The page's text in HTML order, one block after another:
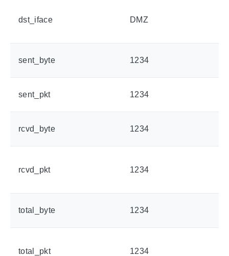
dst_iface DMZ
sent_byte 1234
sent_pkt 1234
rcvd_byte 1234
rcvd_pkt 1234
total_byte 1234
total_pkt 1234